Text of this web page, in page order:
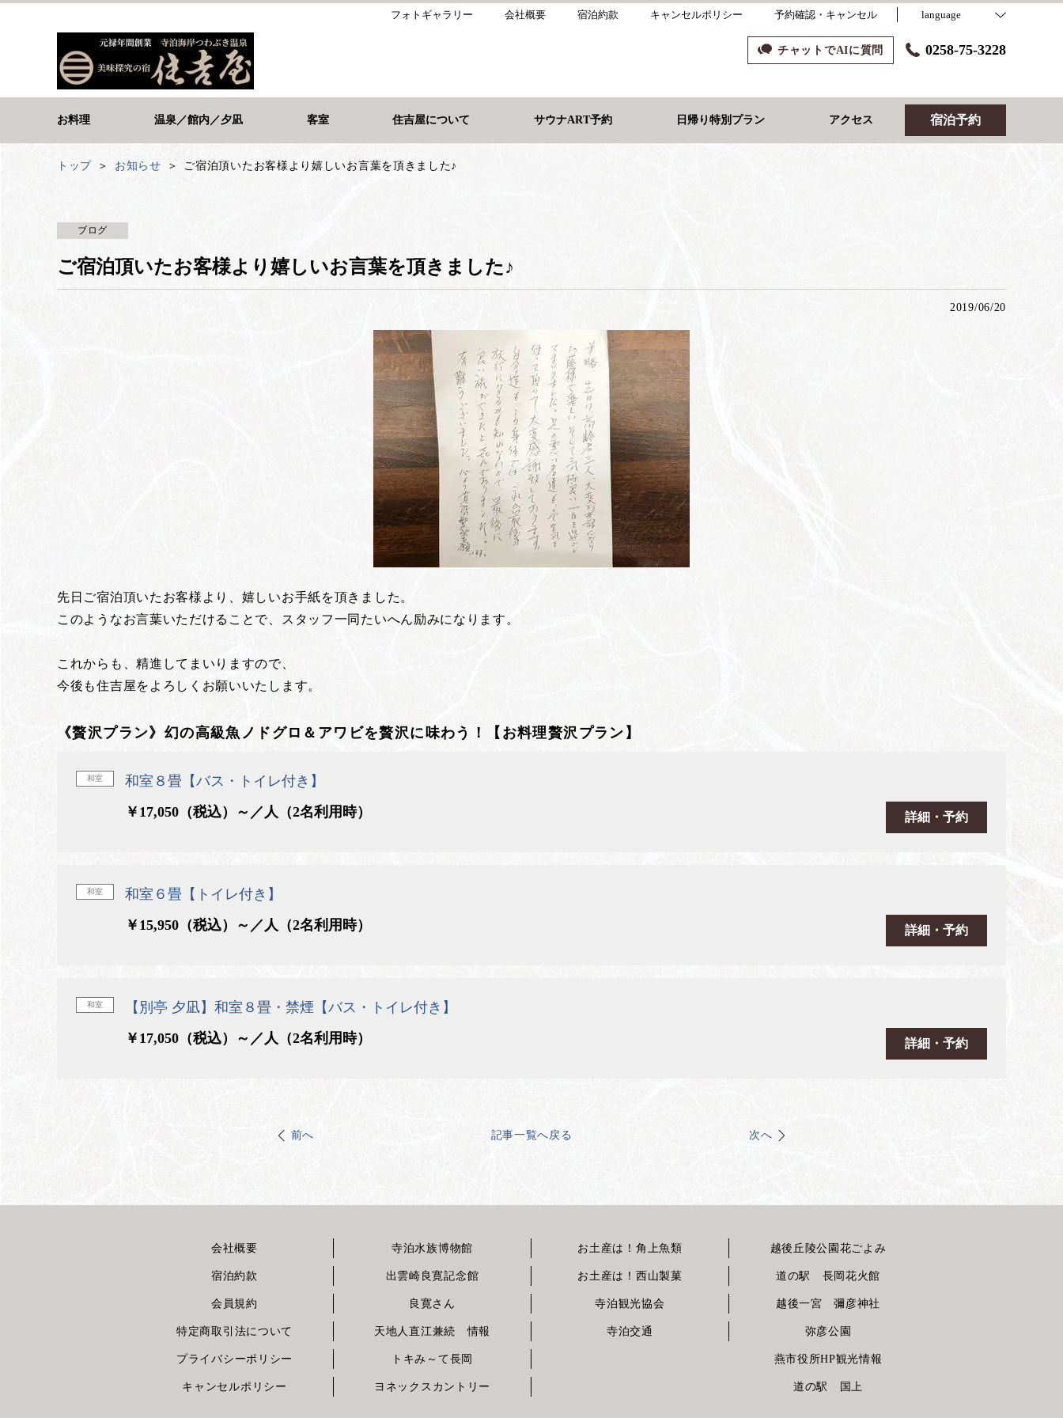
フォトギャラリー 会社概要 宿泊約款 キャンセルポリシー 予約確認・キャンセル language
チャットでAIに質問 0258-75-3228
お料理 温泉／館内／夕凪 客室 住吉屋について サウナART予約 日帰り特別プラン アクセス 宿泊予約
トップ お知らせ ご宿泊頂いたお客様より嬉しいお言葉を頂きました♪
ブログ
ご宿泊頂いたお客様より嬉しいお言葉を頂きました♪
2019/06/20
先日ご宿泊頂いたお客様より、嬉しいお手紙を頂きました。
このようなお言葉いただけることで、スタッフ一同たいへん励みになります。
これからも、精進してまいりますので、
今後も住吉屋をよろしくお願いいたします。
《贅沢プラン》幻の高級魚ノドグロ＆アワビを贅沢に味わう！【お料理贅沢プラン】
和室
和室８畳【バス・トイレ付き】
￥17,050（税込）～／人（2名利用時）
詳細・予約
和室
和室６畳【トイレ付き】
￥15,950（税込）～／人（2名利用時）
詳細・予約
和室
【別亭 夕凪】和室８畳・禁煙【バス・トイレ付き】
￥17,050（税込）～／人（2名利用時）
詳細・予約
前へ 記事一覧へ戻る 次へ
会社概要
宿泊約款
会員規約
特定商取引法について
プライバシーポリシー
キャンセルポリシー
寺泊水族博物館
出雲崎良寛記念館
良寛さん
天地人直江兼続 情報
トキみ～て長岡
ヨネックスカントリー
お土産は！角上魚類
お土産は！西山製菓
寺泊観光協会
寺泊交通
越後丘陵公園花ごよみ
道の駅 長岡花火館
越後一宮 彌彦神社
弥彦公園
燕市役所HP観光情報
道の駅 国上